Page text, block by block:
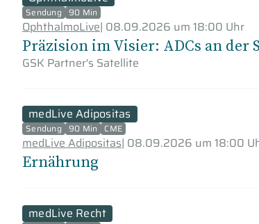
Sendung 90 Min
OphthalmoLive| 08.09.2026 um 18:00 Uhr
Präzision im Visier: ADCs an
GSK Partner's Satellite
medLive Adipositas
Sendung 90 Min CME
medLive Adipositas| 08.09.2026 um 18:00
Ernährung
medLive Recht